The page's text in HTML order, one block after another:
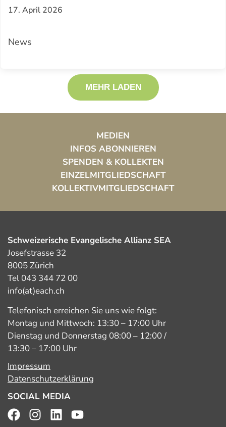
17. April 2026
News
MEHR LADEN
MEDIEN
INFOS ABONNIEREN
SPENDEN & KOLLEKTEN
EINZELMITGLIEDSCHAFT
KOLLEKTIVMITGLIEDSCHAFT
Schweizerische Evangelische Allianz SEA
Josefstrasse 32
8005 Zürich
Tel 043 344 72 00
info(at)each.ch
Telefonisch erreichen Sie uns wie folgt:
Montag und Mittwoch: 13:30 – 17:00 Uhr
Dienstag und Donnerstag 08:00 – 12:00 /
13:30 – 17:00 Uhr
Impressum
Datenschutzerklärung
SOCIAL MEDIA